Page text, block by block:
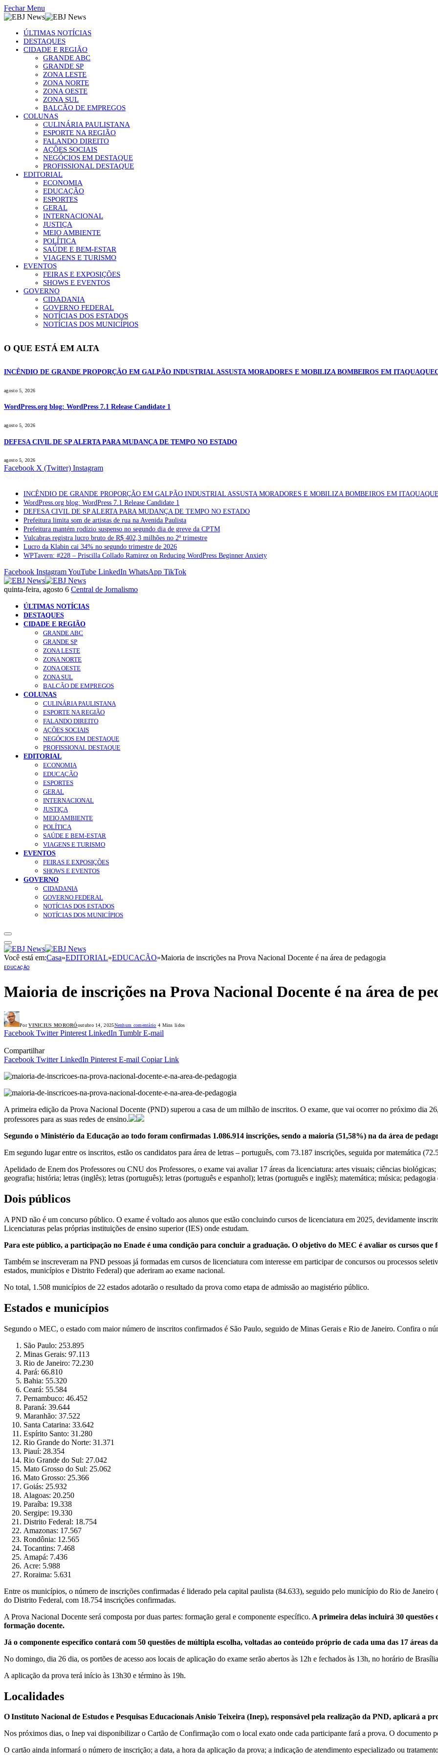
Fechar Menu
ÚLTIMAS NOTÍCIAS
DESTAQUES
CIDADE E REGIÃO
GRANDE ABC
GRANDE SP
ZONA LESTE
ZONA NORTE
ZONA OESTE
ZONA SUL
BALCÃO DE EMPREGOS
COLUNAS
CULINÁRIA PAULISTANA
ESPORTE NA REGIÃO
FALANDO DIREITO
AÇÕES SOCIAIS
NEGÓCIOS EM DESTAQUE
PROFISSIONAL DESTAQUE
EDITORIAL
ECONOMIA
EDUCAÇÃO
ESPORTES
GERAL
INTERNACIONAL
JUSTIÇA
MEIO AMBIENTE
POLÍTICA
SAÚDE E BEM-ESTAR
VIAGENS E TURISMO
EVENTOS
FEIRAS E EXPOSIÇÕES
SHOWS E EVENTOS
GOVERNO
CIDADANIA
GOVERNO FEDERAL
NOTÍCIAS DOS ESTADOS
NOTÍCIAS DOS MUNICÍPIOS
O QUE ESTÁ EM ALTA
INCÊNDIO DE GRANDE PROPORÇÃO EM GALPÃO INDUSTRIAL ASSUSTA MORADORES E MOBILIZA BOMBEIROS EM
agosto 5, 2026
WordPress.org blog: WordPress 7.1 Release Candidate 1
agosto 5, 2026
DEFESA CIVIL DE SP ALERTA PARA MUDANÇA DE TEMPO NO ESTADO
agosto 5, 2026
Facebook X (Twitter) Instagram
INCÊNDIO DE GRANDE PROPORÇÃO EM GALPÃO INDUSTRIAL ASSUSTA MORADORES E MOBILIZA BOMBEIROS EM
WordPress.org blog: WordPress 7.1 Release Candidate 1
DEFESA CIVIL DE SP ALERTA PARA MUDANÇA DE TEMPO NO ESTADO
Prefeitura limita som de artistas de rua na Avenida Paulista
Prefeitura mantém rodízio suspenso no segundo dia de greve da CPTM
Vulcabras registra lucro bruto de R$ 402,3 milhões no 2º trimestre
Lucro da Klabin cai 34% no segundo trimestre de 2026
WPTavern: #228 – Priscilla Collado Ramirez on Reducing WordPress Beginner Anxiety
Facebook InstagramYouTube LinkedIn WhatsApp TikTok
quinta-feira, agosto 6 Central de Jornalismo
ÚLTIMAS NOTÍCIAS
DESTAQUES
CIDADE E REGIÃO
GRANDE ABC
GRANDE SP
ZONA LESTE
ZONA NORTE
ZONA OESTE
ZONA SUL
BALCÃO DE EMPREGOS
COLUNAS
CULINÁRIA PAULISTANA
ESPORTE NA REGIÃO
FALANDO DIREITO
AÇÕES SOCIAIS
NEGÓCIOS EM DESTAQUE
PROFISSIONAL DESTAQUE
EDITORIAL
ECONOMIA
EDUCAÇÃO
ESPORTES
GERAL
INTERNACIONAL
JUSTIÇA
MEIO AMBIENTE
POLÍTICA
SAÚDE E BEM-ESTAR
VIAGENS E TURISMO
EVENTOS
FEIRAS E EXPOSIÇÕES
SHOWS E EVENTOS
GOVERNO
CIDADANIA
GOVERNO FEDERAL
NOTÍCIAS DOS ESTADOS
NOTÍCIAS DOS MUNICÍPIOS
Você está em:Casa»EDITORIAL»EDUCAÇÃO»Maioria de inscrições na Prova Nacional Docente é na área de pedagogia
EDUCAÇÃO
Maioria de inscrições na Prova Nacional Docente é na área de
Por VINICIUS MORORÓoutubro 14, 2025Nenhum comentário 4 Mins lidos
Facebook Twitter Pinterest LinkedIn Tumblr E-mail
Compartilhar
Facebook Twitter LinkedIn Pinterest E-mail Copiar Link
A primeira edição da Prova Nacional Docente (PND) superou a casa de um milhão de inscritos. O exame, que vai ocorrer no próximo dia
professores para as suas redes de ensino.
Segundo o Ministério da Educação ao todo foram confirmadas 1.086.914 inscrições, sendo a maioria (51,58%) na da área de
Em segundo lugar entre os inscritos, estão os candidatos para área de letras – português, com 73.187 inscrições, seguida por matemática
Apelidado de Enem dos Professores ou CNU dos Professores, o exame vai avaliar 17 áreas da licenciatura: artes visuais; ciências
geografia; história; letras (inglês); letras (português); letras (português e espanhol); letras (português e inglês); matemática; música; pedagogia
Dois públicos
A PND não é um concurso público. O exame é voltado aos alunos que estão concluindo cursos de licenciatura em 2025, devidamente
Licenciaturas pelas próprias instituições de ensino superior (IES) onde estudam.
Para este público, a participação no Enade é uma condição para concluir a graduação. O objetivo do MEC é avaliar os cursos que
Também se inscreveram na PND pessoas já formadas em cursos de licenciatura com interesse em participar de concursos ou processos
estados, municípios e Distrito Federal) que aderiram ao exame nacional.
No total, 1.508 municípios de 22 estados adotarão o resultado da prova como etapa de admissão ao magistério público.
Estados e municípios
Segundo o MEC, o estado com maior número de inscritos confirmados é São Paulo, seguido de Minas Gerais e Rio de Janeiro. Confira o
São Paulo: 253.895
Minas Gerais: 97.113
Rio de Janeiro: 72.230
Pará: 66.810
Bahia: 55.320
Ceará: 55.584
Pernambuco: 46.452
Paraná: 39.644
Maranhão: 37.522
Santa Catarina: 33.642
Espírito Santo: 31.280
Rio Grande do Norte: 31.371
Piauí: 28.354
Rio Grande do Sul: 27.042
Mato Grosso do Sul: 25.062
Mato Grosso: 25.366
Goiás: 25.932
Alagoas: 20.250
Paraíba: 19.338
Sergipe: 19.330
Distrito Federal: 18.754
Amazonas: 17.567
Rondônia: 12.565
Tocantins: 7.468
Amapá: 7.436
Acre: 5.988
Roraima: 5.631
Entre os municípios, o número de inscrições confirmadas é liderado pela capital paulista (84.633), seguido pelo município do Rio de Janeiro
do Distrito Federal, com 18.754 inscrições confirmadas.
A Prova Nacional Docente será composta por duas partes: formação geral e componente específico. A primeira delas incluirá 30 questões
formação docente.
Já o componente específico contará com 50 questões de múltipla escolha, voltadas ao conteúdo próprio de cada uma das 17 áreas
No domingo, dia 26 dia, os portões de acesso aos locais de aplicação do exame serão abertos às 12h e fechados às 13h, no horário de
A aplicação da prova terá início às 13h30 e término às 19h.
Localidades
O Instituto Nacional de Estudos e Pesquisas Educacionais Anísio Teixeira (Inep), responsável pela realização da PND, aplicará a
Nos próximos dias, o Inep vai disponibilizar o Cartão de Confirmação com o local exato onde cada participante fará a prova. O documento
O cartão ainda informará o número de inscrição; a data, a hora da aplicação da prova; a indicação de atendimento especializado ou